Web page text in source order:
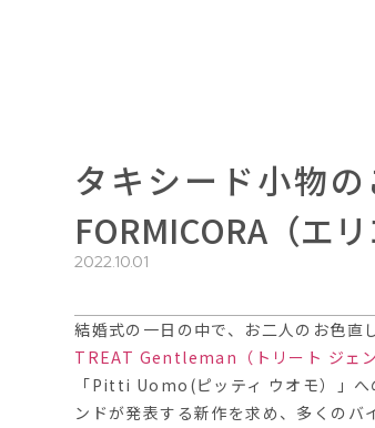
タキシード小物
FORMICORA（エ
2022.10.01
結婚式の一日の中で、お二人のお色直
TREAT Gentleman （トリート ジェ
「Pitti Uomo(ピッティ ウオモ）」
ンドが発表する新作を求め、多くの